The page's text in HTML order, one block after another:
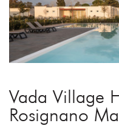
Vada Village
Rosignano